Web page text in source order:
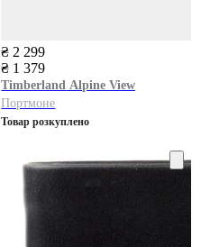
₴ 2 299
₴ 1 379
Timberland Alpine View
Портмоне
Товар розкуплено